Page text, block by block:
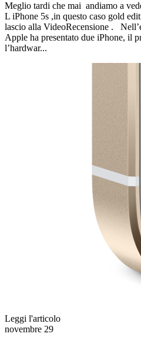
Meglio tardi che mai andiamo a
L iPhone 5s ,in questo caso gold
lascio alla VideoRecensione .
Apple ha presentato due iPhone, il
l’hardwar...
Leggi l'articolo
novembre 29